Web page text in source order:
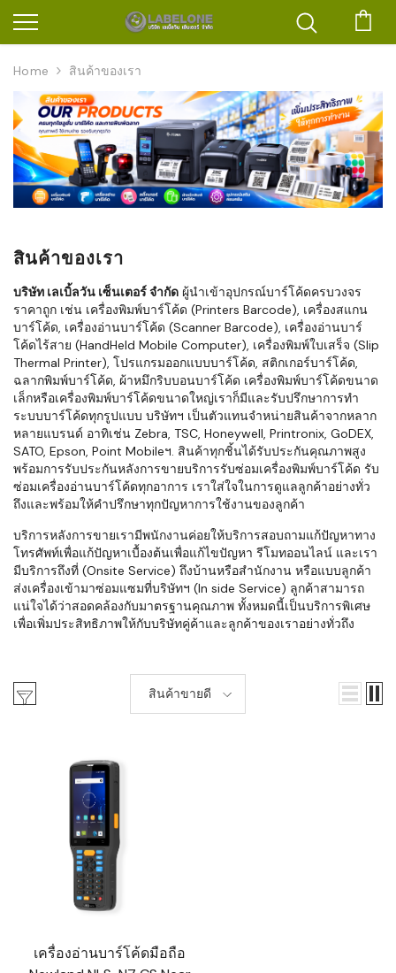
Home สินค้าของเรา
สินค้าของเรา
บริษัท เลเบิ้ลวัน เซ็นเตอร์ จำกัด ผู้นำเข้าอุปกรณ์บาร์โค้ดครบวงจร
ราคาถูก เช่น เครื่องพิมพ์บาร์โค้ด (Printers Barcode), เครื่องสแกน
บาร์โค้ด, เครื่องอ่านบาร์โค้ด (Scanner Barcode), เครื่องอ่านบาร์
โค้ดไร้สาย (HandHeld Mobile Computer), เครื่องพิมพ์ใบเสร็จ (Slip
Thermal Printer), โปรแกรมออกแบบบาร์โค้ด, สติกเกอร์บาร์โค้ด,
ฉลากพิมพ์บาร์โค้ด, ผ้าหมึกริบบอนบาร์โค้ด เครื่องพิมพ์บาร์โค้ดขนาด
เล็กหรือเครื่องพิมพ์บาร์โค้ดขนาดใหญ่เราก็มีและรับปรึกษาการทำ
ระบบบาร์โค้ดทุกรูปแบบ บริษัทฯ เป็นตัวแทนจำหน่ายสินค้าจากหลาก
หลายแบรนด์ อาทิเช่น Zebra, TSC, Honeywell, Printronix, GoDEX,
SATO, Epson, Point Mobileฯ. สินค้าทุกชิ้นได้รับประกันคุณภาพสูง
พร้อมการรับประกันหลังการขายบริการรับซ่อมเครื่องพิมพ์บาร์โค้ด รับ
ซ่อมเครื่องอ่านบาร์โค้ดทุกอาการ เราใส่ใจในการดูแลลูกค้าอย่างทั่ว
ถึงและพร้อมให้คำปรึกษาทุกปัญหาการใช้งานของลูกค้า
บริการหลังการขายเรามีพนักงานค่อยให้บริการสอบถามแก้ปัญหาทาง
โทรศัพท์เพื่อแก้ปัญหาเบื้องต้นเพื่อแก้ไขปัญหา รีโมทออนไลน์ และเรา
มีบริการถึงที่ (Onsite Service) ถึงบ้านหรือสำนักงาน หรือแบบลูกค้า
ส่งเครื่องเข้ามาซ่อมแซมที่บริษัทฯ (In side Service) ลูกค้าสามารถ
แน่ใจได้ว่าสอดคล้องกับมาตรฐานคุณภาพ ทั้งหมดนี้เป็นบริการพิเศษ
เพื่อเพิ่มประสิทธิภาพให้กับบริษัทคู่ค้าและลูกค้าของเราอย่างทั่วถึง
สินค้าขายดี
เครื่องอ่านบาร์โค้ดมือถือ